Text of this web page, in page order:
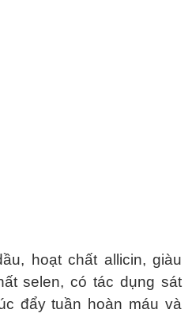
hoạt chất allicin, giàu
selen, có tác dụng sát
đẩy tuần hoàn máu và